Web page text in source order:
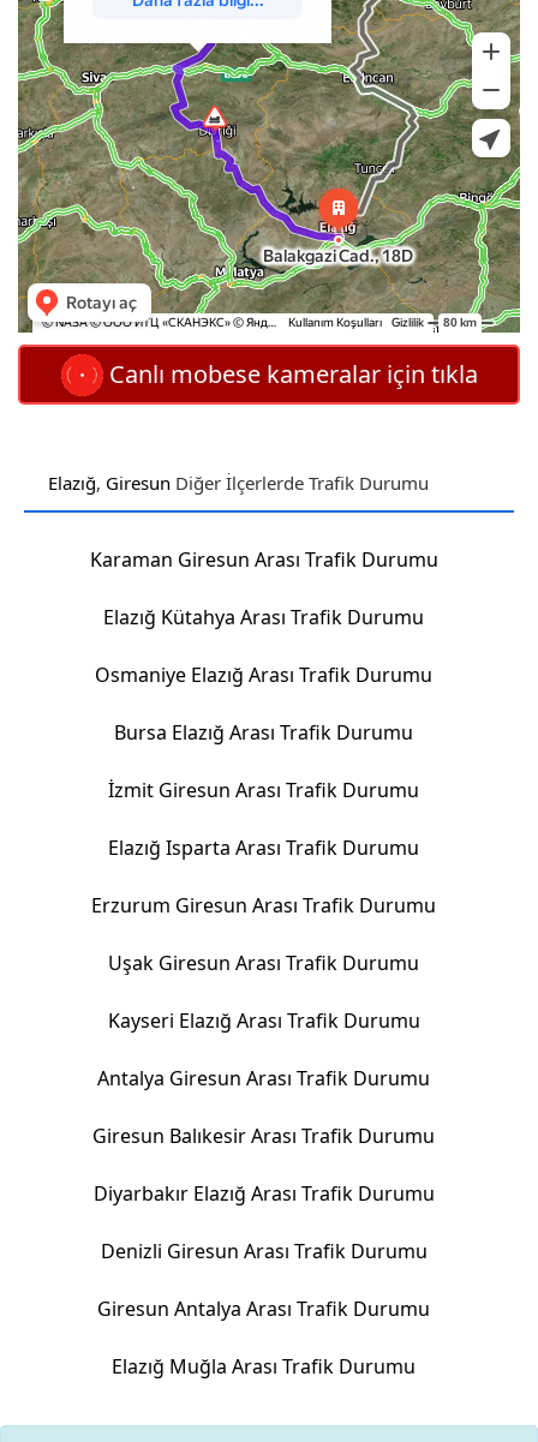
Canlı mobese kameralar için tıkla
Elazığ, Giresun Diğer İlçerlerde Trafik Durumu
Karaman Giresun Arası Trafik Durumu
Elazığ Kütahya Arası Trafik Durumu
Osmaniye Elazığ Arası Trafik Durumu
Bursa Elazığ Arası Trafik Durumu
İzmit Giresun Arası Trafik Durumu
Elazığ Isparta Arası Trafik Durumu
Erzurum Giresun Arası Trafik Durumu
Uşak Giresun Arası Trafik Durumu
Kayseri Elazığ Arası Trafik Durumu
Antalya Giresun Arası Trafik Durumu
Giresun Balıkesir Arası Trafik Durumu
Diyarbakır Elazığ Arası Trafik Durumu
Denizli Giresun Arası Trafik Durumu
Giresun Antalya Arası Trafik Durumu
Elazığ Muğla Arası Trafik Durumu